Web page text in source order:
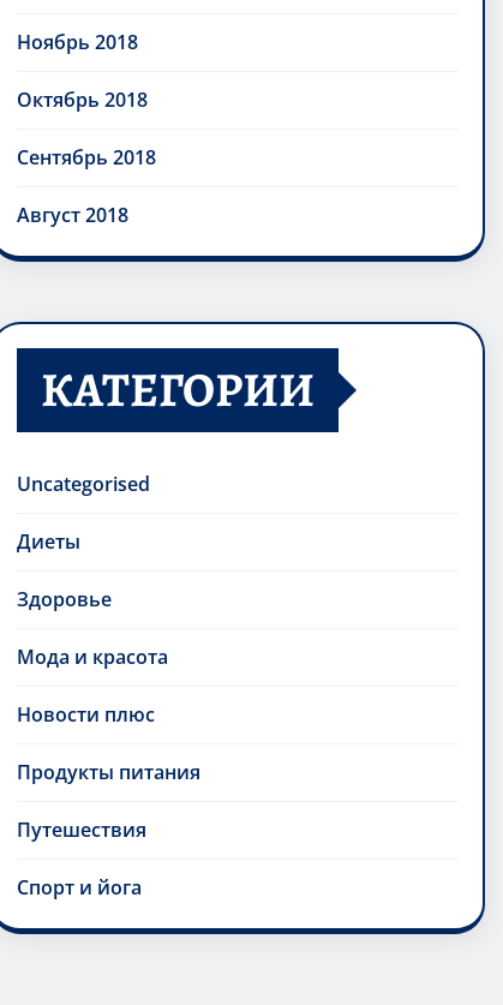
Ноябрь 2018
Октябрь 2018
Сентябрь 2018
Август 2018
КАТЕГОРИИ
Uncategorised
Диеты
Здоровье
Мода и красота
Новости плюс
Продукты питания
Путешествия
Спорт и йога